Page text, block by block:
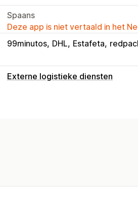
Spaans
Deze app is niet vertaald in het
99minutos DHL Estafeta
Externe logistieke diensten